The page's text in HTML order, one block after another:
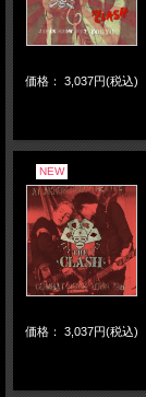
価格： 3,037円(税込)
NEW
価格： 3,037円(税込)